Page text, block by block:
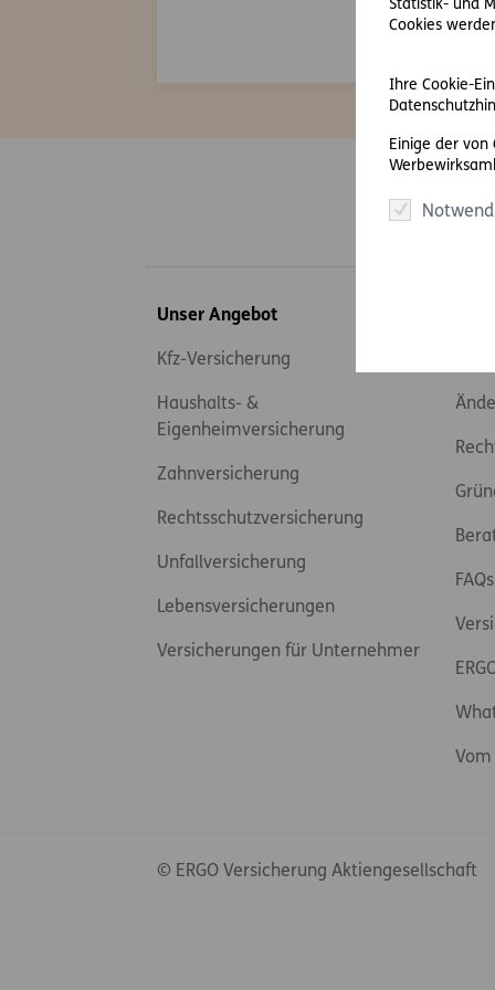
Statistik- und
Cookies
Ihre Cookie-
Einige der von
Zum Login
Inhaltsübersicht
Unser Angebot
Kfz-Versicherung
Haushalts- &
Eigenheimversicherung
Zahnversicherung
Rechtsschutzversicherung
Unfallversicherung
Lebensversicherungen
Versicherungen für Unternehmer
FAQs
© ERGO Versicherung Aktiengesellschaft